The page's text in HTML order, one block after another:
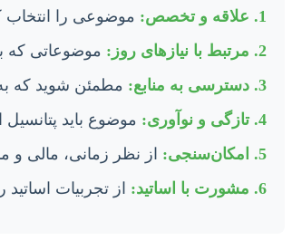
1. علاقه و تخصص:
موضوعی را انتخاب
2. مرتبط با نیازهای روز:
موضوعاتی که
3. دسترسی به منابع:
مطمئن شوید که به
4. تازگی و نوآوری:
موضوع باید
5. امکان‌سنجی:
از نظر زمانی، مالی و
6. مشورت با اساتید:
از تجربیات اساتید